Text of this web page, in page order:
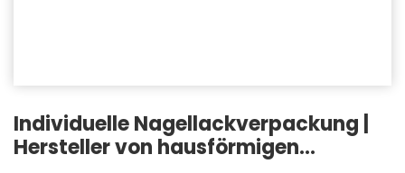
Individuelle Nagellackverpackung |
Hersteller von hausförmigen